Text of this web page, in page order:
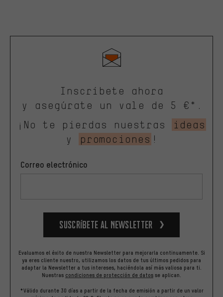
Inscríbete ahora
y asegúrate un vale de 5 €*.
¡No te pierdas nuestras
ideas
y
promociones !
Correo electrónico
Suscríbete al newsletter
Evaluamos el éxito de nuestra Newsletter para mejorarla continuamente. Si
ya eres cliente nuestro, utilizamos los datos de tus últimos pedidos para
adaptar la Newsletter a tus intereses, haciéndola así más valiosa para ti.
Nuestras condiciones de protección de datos se aplican.
*Válido durante 30 días a partir de la fecha de emisión a partir de un valor